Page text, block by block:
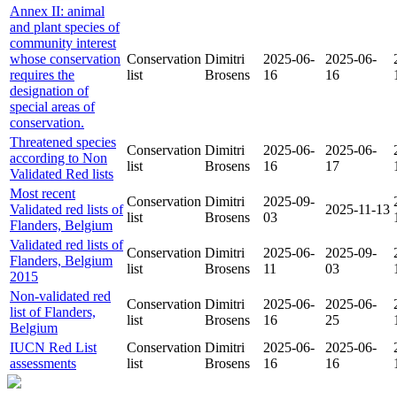
Annex II: animal
and plant species of
community interest
whose conservation
requires the
designation of
special areas of
conservation.
Conservation
list
Dimitri
Brosens
2025-06-
16
2025-06-
16
Threatened species
according to Non
Validated Red lists
Conservation
list
Dimitri
Brosens
2025-06-
16
2025-06-
17
Most recent
Validated red lists of
Flanders, Belgium
Conservation
list
Dimitri
Brosens
2025-09-
03
2025-11-13
Validated red lists of
Flanders, Belgium
2015
Conservation
list
Dimitri
Brosens
2025-06-
11
2025-09-
03
Non-validated red
list of Flanders,
Belgium
Conservation
list
Dimitri
Brosens
2025-06-
16
2025-06-
25
IUCN Red List
assessments
Conservation
list
Dimitri
Brosens
2025-06-
16
2025-06-
16